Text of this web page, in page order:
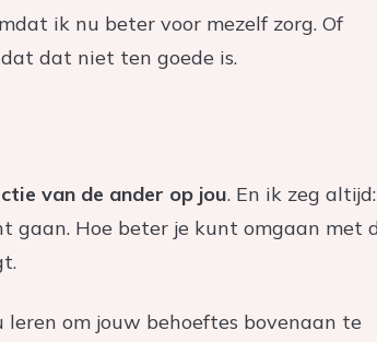
ik nu beter voor mezelf zorg. Of
dat niet ten goede is.
van de ander op jou. En ik zeg altijd:
gaan. Hoe beter je kunt omgaan met
om jouw behoeftes bovenaan te